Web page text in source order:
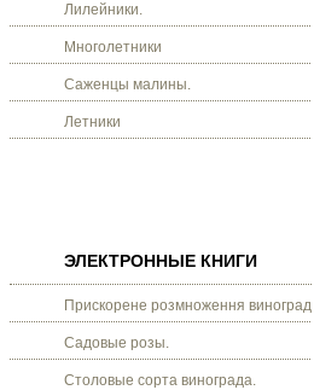
Лилейники.
Многолетники
Саженцы малины.
Летники
ЭЛЕКТРОННЫЕ КНИГИ
Прискорене розмноження винограду.
Садовые розы.
Столовые сорта винограда.